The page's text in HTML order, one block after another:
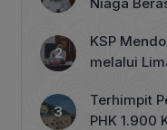
Niaga
KSP
melalui
Terhimpit
PHK 1.900